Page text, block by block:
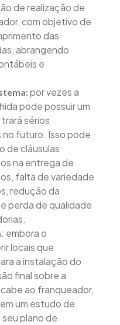
de realização de
com objetivo de
das
abrangendo
e
por vezes a
pode possuir um
sérios
no futuro. Isso pode
de cláusulas
na entrega de
falta de variedade
redução da
perda de qualidade
: embora o
locais que
a instalação do
final sobre a
ao franqueador,
um estudo de
plano de